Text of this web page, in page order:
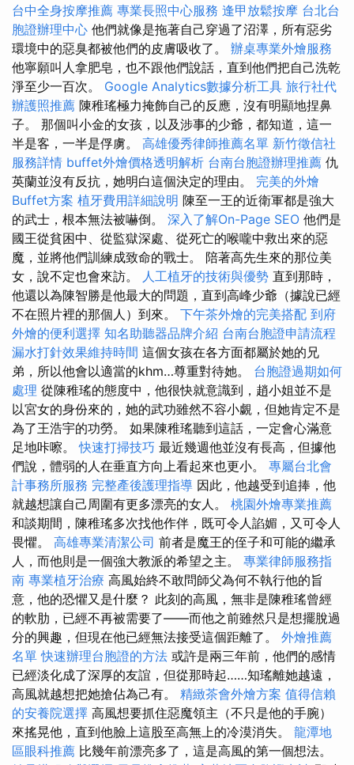
台中全身按摩推薦 專業長照中心服務 逢甲放鬆按摩 台北台
胞證辦理中心 他們就像是拖著自己穿過了沼澤，所有惡劣
環境中的惡臭都被他們的皮膚吸收了。 辦桌專業外燴服務
他寧願叫人拿肥皂，也不跟他們說話，直到他們把自己洗乾
淨至少一百次。 Google Analytics數據分析工具 旅行社代
辦護照推薦 陳稚瑤極力掩飾自己的反應，沒有明顯地捏鼻
子。 那個叫小金的女孩，以及涉事的少爺，都知道，這一
半是客，一半是俘虜。 高雄優秀律師推薦名單 新竹徵信社
服務詳情 buffet外燴價格透明解析 台南台胞證辦理推薦 仇
英蘭並沒有反抗，她明白這個決定的理由。 完美的外燴
Buffet方案 植牙費用詳細說明 陳至一王的近衛軍都是強大
的武士，根本無法被嚇倒。 深入了解On-Page SEO 他們是
國王從貧困中、從監獄深處、從死亡的喉嚨中救出來的惡
魔，並將他們訓練成致命的戰士。 陪著高先生來的那位美
女，說不定也會來訪。
人工植牙的技術與優勢 直到那時，
他還以為陳智勝是他最大的問題，直到高峰少爺（據說已經
不在照片裡的那個人）到來。 下午茶外燴的完美搭配 到府
外燴的便利選擇 知名助聽器品牌介紹 台南台胞證申請流程
漏水打針效果維持時間 這個女孩在各方面都屬於她的兄
弟，所以他會以適當的khm…尊重對待她。 台胞證過期如何
處理 從陳稚瑤的態度中，他很快就意識到，趙小姐並不是
以宮女的身份來的，她的武功雖然不容小覷，但她肯定不是
為了王浩宇的功勞。 如果陳稚瑤聽到這話，一定會心滿意
足地咔嚓。快速打掃技巧 最近幾週他並沒有長高，但據他
們說，體弱的人在垂直方向上看起來也更小。 專屬台北會
計事務所服務 完整產後護理指導 因此，他越受到追捧，他
就越想讓自己周圍有更多漂亮的女人。 桃園外燴專業推薦
和談期間，陳稚瑤多次找他作伴，既可令人諂媚，又可令人
畏懼。 高雄專業清潔公司 前者是魔王的侄子和可能的繼承
人，而他則是一個強大教派的希望之主。 專業律師服務指
南 專業植牙治療 高風始終不敢問師父為何不執行他的旨
意，他的恐懼又是什麼？ 此刻的高風，無非是陳稚瑤曾經
的軟肋，已經不再被需要了——而他之前雖然只是想擺脫過
分的興趣，但現在他已經無法接受這個距離了。 外燴推薦
名單 快速辦理台胞證的方法 或許是兩三年前，他們的感情
已經淡化成了深厚的友誼，但從那時起……知瑤離她越遠，
高風就越想把她搶佔為己有。 精緻茶會外燴方案 值得信賴
的安養院選擇 高風想要抓住惡魔領主（不只是他的手腕）
來搖晃他，直到他臉上這股至高無上的冷漠消失。 龍潭地
區眼科推薦 比幾年前漂亮多了，這是高風的第一個想法。